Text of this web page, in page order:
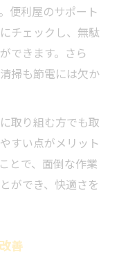
便利屋のサポート
チェックし、無駄
できます。さら
掃も節電には欠か
取り組む方でも取
すい点がメリット
とで、面倒な作業
ができ、快適さを
善